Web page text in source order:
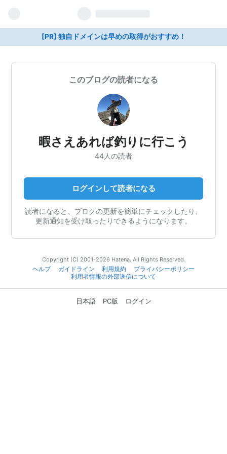
[PR] 独自ドメインは早めの取得がおすすめ！
このブログの読者になる
暇さえあれば釣りに行こう
44人の読者
ログインして読者になる
読者になると、ブログの更新を簡単にチェックしたり、
更新通知を受け取ったりできるようになります。
Copyright (C) 2001-2026 Hatena. All Rights Reserved.
ヘルプ
ガイドライン 利用規約
プライバシーポリシー
利用者情報の外部送信について
日本語 PC版 ログイン